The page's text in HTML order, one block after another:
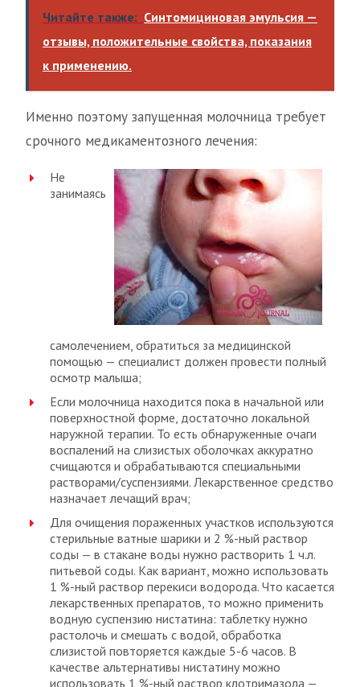
Читайте также: Синтомициновая эмульсия —
отзывы, положительные свойства, показания
к применению.
Именно поэтому запущенная молочница требует
срочного медикаментозного лечения:
Не
занимаясь
самолечением, обратиться за медицинской
помощью — специалист должен провести полный
осмотр малыша;
Если молочница находится пока в начальной или
поверхностной форме, достаточно локальной
наружной терапии. То есть обнаруженные очаги
воспалений на слизистых оболочках аккуратно
счищаются и обрабатываются специальными
растворами/суспензиями. Лекарственное средство
назначает лечащий врач;
Для очищения пораженных участков используются
стерильные ватные шарики и 2 %-ный раствор
соды — в стакане воды нужно растворить 1 ч.л.
питьевой соды. Как вариант, можно использовать
1 %-ный раствор перекиси водорода. Что касается
лекарственных препаратов, то можно применить
водную суспензию нистатина: таблетку нужно
растолочь и смешать с водой, обработка
слизистой повторяется каждые 5-6 часов. В
качестве альтернативы нистатину можно
использовать 1 %-ный раствор клотримазола —